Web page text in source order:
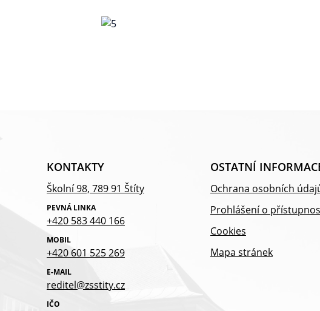
KONTAKTY
Školní 98, 789 91 Štíty
PEVNÁ LINKA
+420 583 440 166
MOBIL
+420 601 525 269
E-MAIL
reditel@zsstity.cz
IČO
OSTATNÍ
Ochrana osobních
Prohlášení o
Cookies
Mapa stránek